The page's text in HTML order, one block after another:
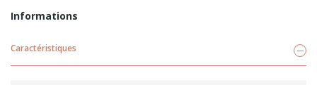
Informations
Caractéristiques